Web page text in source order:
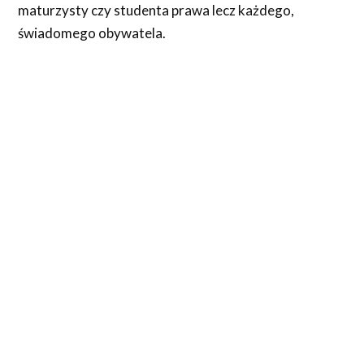
maturzysty czy studenta prawa lecz każdego,
świadomego obywatela.